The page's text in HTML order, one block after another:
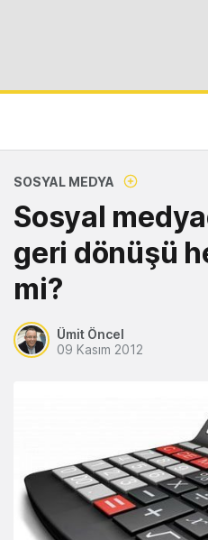
SOSYAL MEDYA
Sosyal
geri dönüşü
mi?
Ümit Öncel
09 Kasım 2012